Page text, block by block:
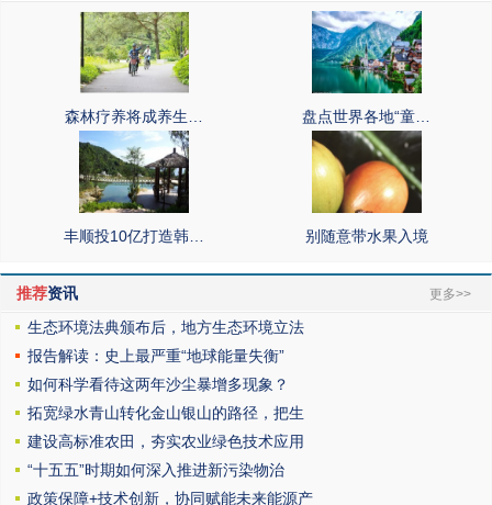
森林疗养将成养生… 盘点世界各地“童…
丰顺投10亿打造韩… 别随意带水果入境
推荐资讯 更多>>
生态环境法典颁布后，地方生态环境立法
报告解读：史上最严重“地球能量失衡”
如何科学看待这两年沙尘暴增多现象？
拓宽绿水青山转化金山银山的路径，把生
建设高标准农田，夯实农业绿色技术应用
“十五五”时期如何深入推进新污染物治
政策保障+技术创新，协同赋能未来能源产